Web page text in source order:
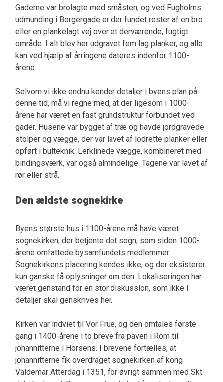
Gaderne var brolagte med småsten, og ved Fugholms
udmunding i Borgergade er der fundet rester af en bro
eller en plankelagt vej over et derværende, fugtigt
område. I alt blev her udgravet fem lag planker, og alle
kan ved hjælp af årringene dateres indenfor 1100-
årene.
Selvom vi ikke endnu kender detaljer i byens plan på
denne tid, må vi regne med, at der ligesom i 1000-
årene har været en fast grundstruktur forbundet ved
gader. Husene var bygget af træ og havde jordgravede
stolper og vægge, der var lavet af lodrette planker eller
opført i bulteknik. Lerklinede vægge, kombineret med
bindingsværk, var også almindelige. Tagene var lavet af
rør eller strå.
Den ældste sognekirke
Byens største hus i 1100-årene må have været
sognekirken, der betjente det sogn, som siden 1000-
årene omfattede bysamfundets medlemmer.
Sognekirkens placering kendes ikke, og der eksisterer
kun ganske få oplysninger om den. Lokaliseringen har
været genstand for en stor diskussion, som ikke i
detaljer skal genskrives her.
Kirken var indviet til Vor Frue, og den omtales første
gang i 1400-årene i to breve fra paven i Rom til
johannitterne i Horsens. I brevene fortælles, at
johannitterne fik overdraget sognekirken af kong
Valdemar Atterdag i 1351, for øvrigt sammen med Skt.